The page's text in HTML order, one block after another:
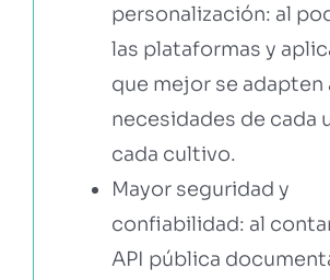
personalización: al
las plataformas y
que mejor se adapten
necesidades de cada
cada cultivo.
Mayor seguridad y
confiabilidad: al
API pública